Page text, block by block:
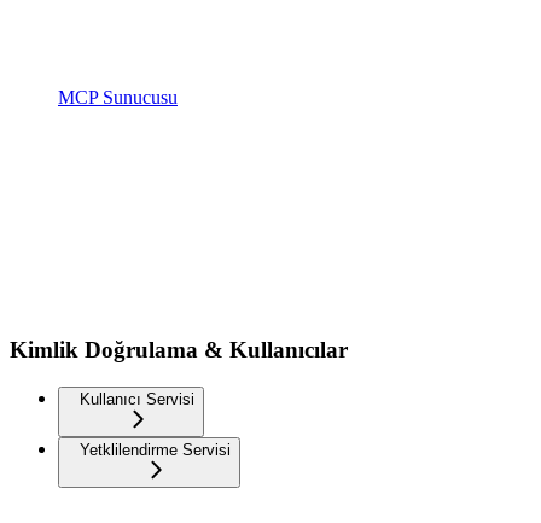
MCP Sunucusu
Kimlik Doğrulama & Kullanıcılar
Kullanıcı Servisi
Yetklilendirme Servisi